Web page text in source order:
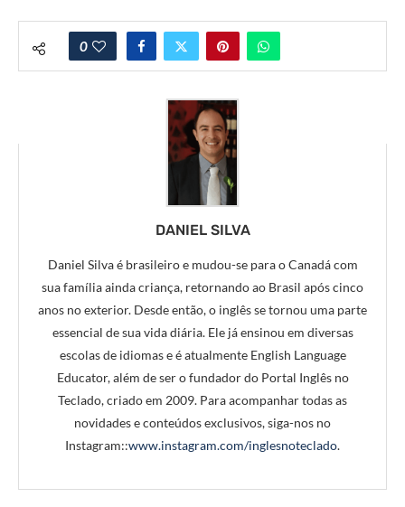
0
DANIEL SILVA
Daniel Silva é brasileiro e mudou-se para o Canadá com
sua família ainda criança, retornando ao Brasil após cinco
anos no exterior. Desde então, o inglês se tornou uma parte
essencial de sua vida diária. Ele já ensinou em diversas
escolas de idiomas e é atualmente English Language
Educator, além de ser o fundador do Portal Inglês no
Teclado, criado em 2009. Para acompanhar todas as
novidades e conteúdos exclusivos, siga-nos no
Instagram::www.instagram.com/inglesnoteclado.